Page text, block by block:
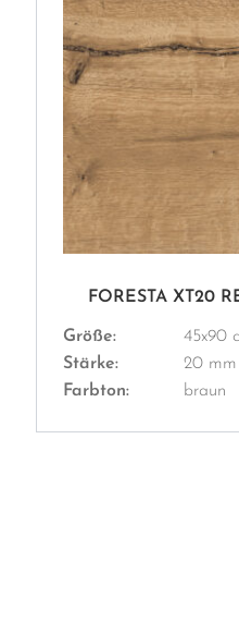
FORESTA XT20
Größe:
45x90
Stärke:
20 mm
Farbton:
braun